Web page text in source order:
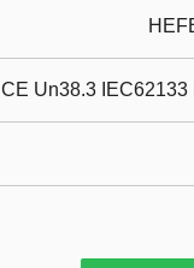
CE Un38.3 IEC62133